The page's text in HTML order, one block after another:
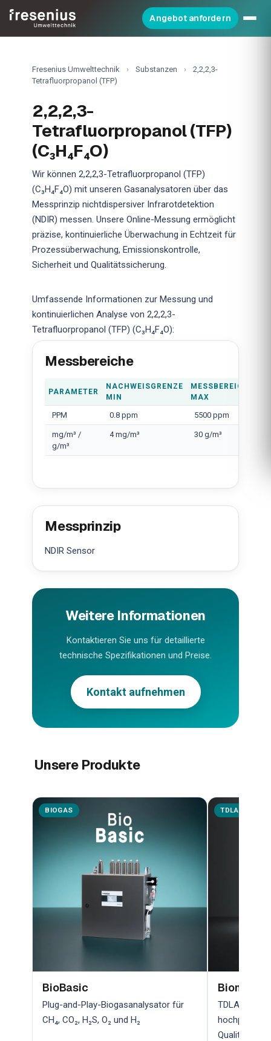
Angebot anfordern
Fresenius Umwelttechnik › Substanzen ›
2,2,2,3-
Tetrafluorpropanol (TFP)
2,2,2,3-
Tetrafluorpropanol (TFP)
(C₃H₄F₄O)
Wir können 2,2,2,3-Tetrafluorpropanol (TFP)
(C₃H₄F₄O) mit unseren Gasanalysatoren über das
Messprinzip nichtdispersiver Infrarotdetektion
(NDIR) messen. Unsere Online-Messung ermöglicht
präzise, kontinuierliche Überwachung in Echtzeit für
Prozessüberwachung, Emissionskontrolle,
Sicherheit und Qualitätssicherung.
Umfassende Informationen zur Messung und
kontinuierlichen Analyse von 2,2,2,3-
Tetrafluorpropanol (TFP) (C₃H₄F₄O):
Messbereiche
PARAMETER
NACHWEISGRENZE
MIN
MESSBEREICH
MAX
PPM 0.8 ppm 5500 ppm
mg/m³ /
g/m³
4 mg/m³ 30 g/m³
Messprinzip
NDIR Sensor
Weitere Informationen
Kontaktieren Sie uns für detaillierte
technische Spezifikationen und Preise.
Kontakt aufnehmen
Unsere Produkte
BIOGAS
BioBasic
Plug-and-Play-Biogasanalysator für
CH₄, CO₂, H₂S, O₂ und H₂
TDLAS
TDLAS-
hochpräzise